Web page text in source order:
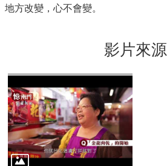
地方改變，心不會變。
影片來源